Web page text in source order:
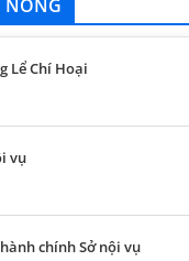
Lể Chí Hoại
vụ
chính Sở nội vụ